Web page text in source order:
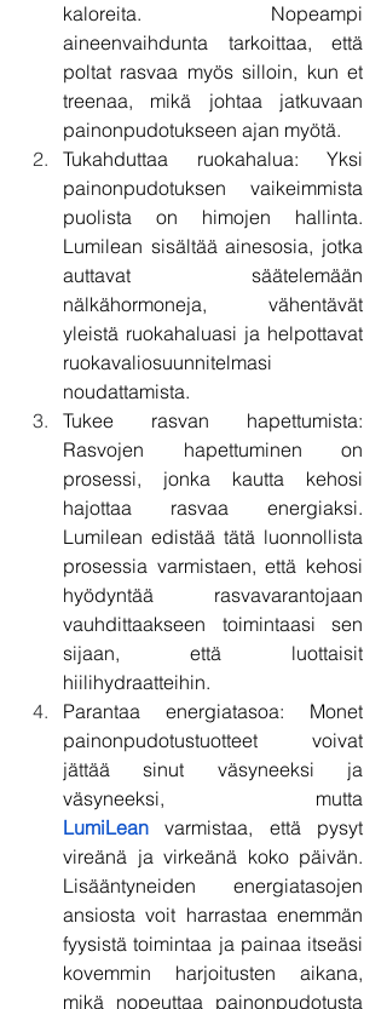
kaloreita. Nopeampi
aineenvaihdunta tarkoittaa, että
poltat rasvaa myös silloin, kun et
treenaa, mikä johtaa jatkuvaan
painonpudotukseen ajan myötä.
Tukahduttaa ruokahalua: Yksi
painonpudotuksen vaikeimmista
puolista on himojen hallinta.
Lumilean sisältää ainesosia, jotka
auttavat säätelemään
nälkähormoneja, vähentävät
yleistä ruokahaluasi ja helpottavat
ruokavaliosuunnitelmasi
noudattamista.
Tukee rasvan hapettumista:
Rasvojen hapettuminen on
prosessi, jonka kautta kehosi
hajottaa rasvaa energiaksi.
Lumilean edistää tätä luonnollista
prosessia varmistaen, että kehosi
hyödyntää rasvavarantojaan
vauhdittaakseen toimintaasi sen
sijaan, että luottaisit
hiilihydraatteihin.
Parantaa energiatasoa: Monet
painonpudotustuotteet voivat
jättää sinut väsyneeksi ja
LumiLean varmistaa, että pysyt
vireänä ja virkeänä koko päivän.
Lisääntyneiden energiatasojen
ansiosta voit harrastaa enemmän
fyysistä toimintaa ja painaa itseäsi
kovemmin harjoitusten aikana,
mikä nopeuttaa painonpudotusta